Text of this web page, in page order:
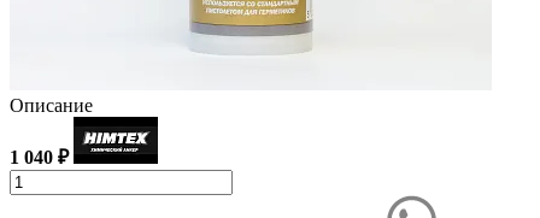
Описание
1 040 ₽